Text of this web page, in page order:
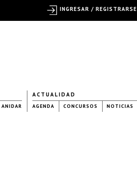
ANIDAR
ACTUALIDAD
AGENDA CONCURSOS NOTICIAS
INGRESAR / REGISTRARSE